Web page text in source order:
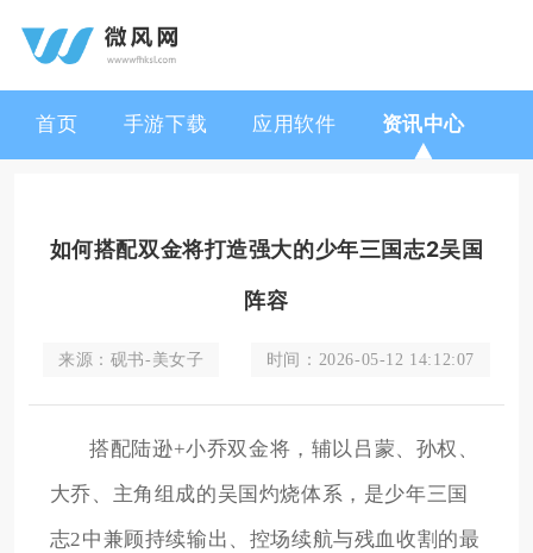
首页 手游下载 应用软件 资讯中心
如何搭配双金将打造强大的少年三国志2吴国
阵容
来源： 砚书-美女子 时间： 2026-05-12 14:12:07
搭配陆逊+小乔双金将，辅以吕蒙、孙权、
大乔、主角组成的吴国灼烧体系，是少年三国
志2中兼顾持续输出、控场续航与残血收割的最